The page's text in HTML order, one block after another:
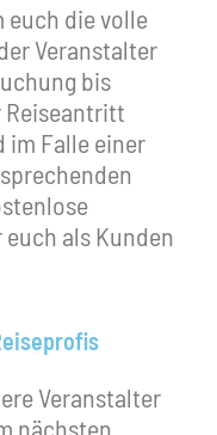
euch die volle
Veranstalter
bis
Reiseantritt
im Falle einer
als Kunden
Veranstalter
nächsten